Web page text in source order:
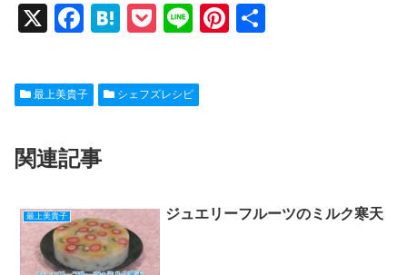
X
F
c
e
o
k
H
e
n
P
ck
et
Li
e
Pi
最上美貴子 シェフズレシピ
関連記事
最上美貴子 ジュエリーフルーツのミルク寒天